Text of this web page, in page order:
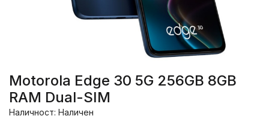
Motorola Edge 30 5G 256GB 8GB
RAM Dual-SIM
Наличност: Наличен